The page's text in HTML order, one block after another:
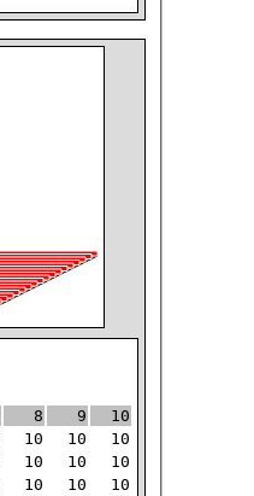
8 9
10
10 10
10
10 10
10
10 10
10